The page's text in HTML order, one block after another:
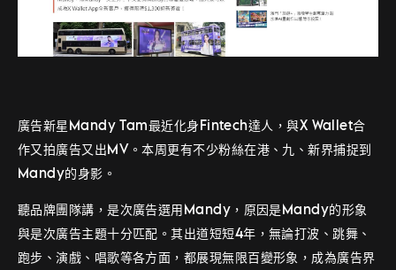
廣告新星Mandy Tam最近化身Fintech達人，與X Wallet合
作又拍廣告又出MV。本周更有不少粉絲在港、九、新界捕捉到
Mandy的身影。
聽品牌團隊講，是次廣告選用Mandy，原因是Mandy的形象
與是次廣告主題十分匹配。其出道短短4年，無論打波、跳舞、
跑步、演戲、唱歌等各方面，都展現無限百變形象，成為廣告界